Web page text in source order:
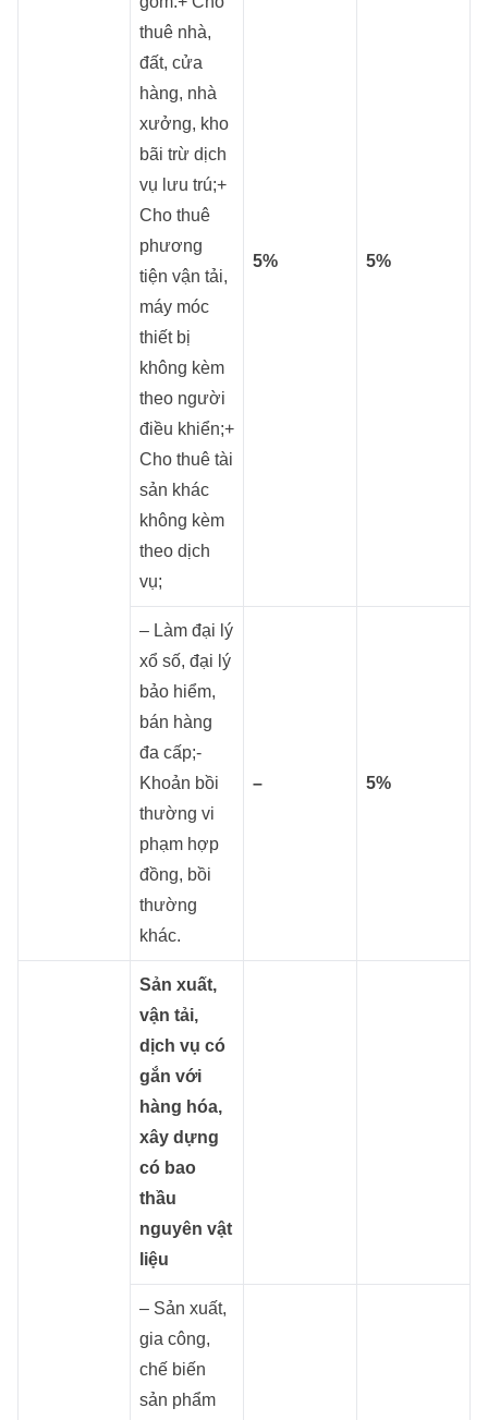
thuê nhà,
đất, cửa
hàng, nhà
xưởng, kho
bãi trừ dịch
vụ lưu trú;+
Cho thuê
phương
tiện vận tải,
máy móc
thiết bị
không kèm
theo người
điều khiển;+
Cho thuê tài
sản khác
không kèm
theo dịch
vụ;
5% 5%
– Làm đại lý
xổ số, đại lý
bảo hiểm,
bán hàng
đa cấp;-
Khoản bồi
thường vi
phạm hợp
đồng, bồi
thường
khác.
– 5%
Sản xuất,
vận tải,
dịch vụ có
gắn với
hàng hóa,
xây dựng
có bao
thầu
nguyên vật
liệu
– Sản xuất,
gia công,
chế biến
sản phẩm